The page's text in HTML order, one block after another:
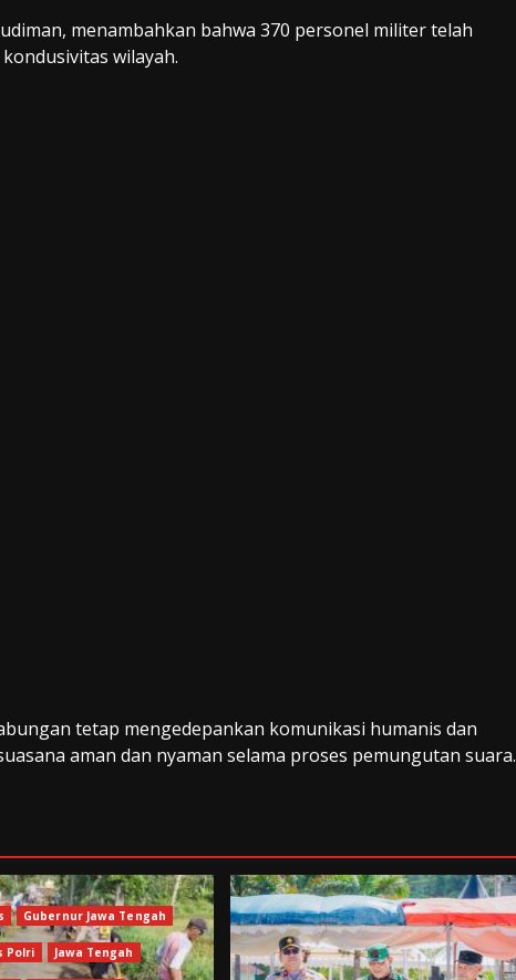
menambahkan bahwa 370 personel militer telah
wilayah.
tetap mengedepankan komunikasi humanis dan
aman dan nyaman selama proses pemungutan suara.
Gubernur Jawa Tengah
Polri Jawa Tengah